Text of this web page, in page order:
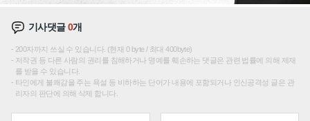
기사댓글0개
200자까지 쓰실 수 있습니다. (현재 0 byte / 최대 400byte)
저작권 등 다른 사람의 권리를 침해하거나 명예를 훼손하는 댓글은 관련 법률에 의해 제재
를 받을 수 있습니다.
타인에게 불쾌감을 주는 욕설 등 비하하는 단어가 내용에 포함되거나 인신공격성 글은 관
리자의 판단에 의해 삭제 합니다.